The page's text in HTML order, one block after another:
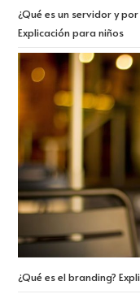
¿Qué es un servidor y
Explicación para niños
¿Qué es el branding?